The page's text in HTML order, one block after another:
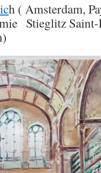
h ( Amsterdam,
Stieglitz Saint-